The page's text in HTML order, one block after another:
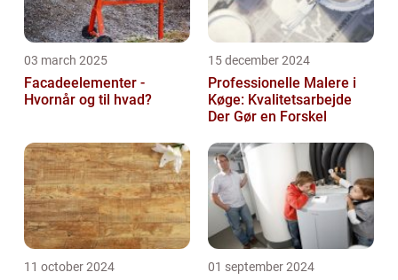
03 march 2025
Facadeelementer -
Hvornår og til hvad?
15 december 2024
Professionelle Malere i
Køge: Kvalitetsarbejde
Der Gør en Forskel
11 october 2024 01 september 2024